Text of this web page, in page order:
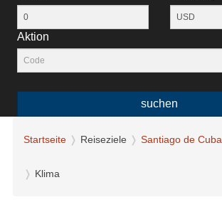
Aktion
suchen
Startseite Reiseziele Santiago de Cuba
Klima